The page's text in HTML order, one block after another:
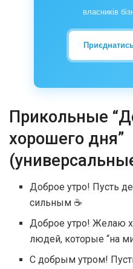
власників
Прикольные
хорошего дня”
Доброе утро! Пусть
сильным ☕
Доброе утро! Желаю
людей, которые “на
С добрым утром!